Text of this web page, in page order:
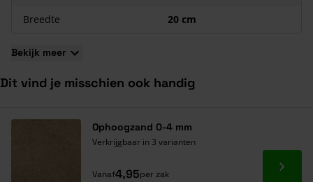
Breedte
20 cm
Bekijk meer
Dit vind je misschien ook handig
Ophoogzand 0-4 mm
Verkrijgbaar in 3 varianten
Vanaf4,95per zak Ga